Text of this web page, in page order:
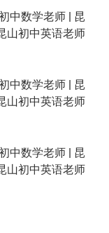
中数学老师 | 昆
山初中英语老师
中数学老师 | 昆
山初中英语老师
中数学老师 | 昆
山初中英语老师